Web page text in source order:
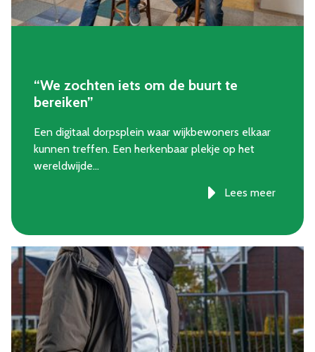
“We zochten iets om de buurt te
bereiken”
Een digitaal dorpsplein waar wijkbewoners elkaar
kunnen treffen. Een herkenbaar plekje op het
wereldwijde…
Lees meer